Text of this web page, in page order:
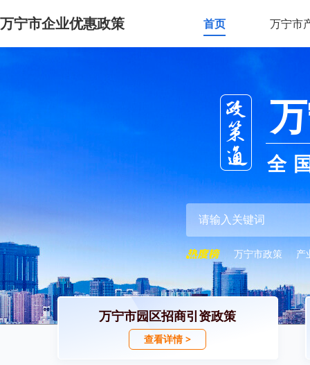
万宁市企业优惠政策 首页 万宁市
全
万宁市政策 产
万宁市园区招商引资政策
查看详情 >